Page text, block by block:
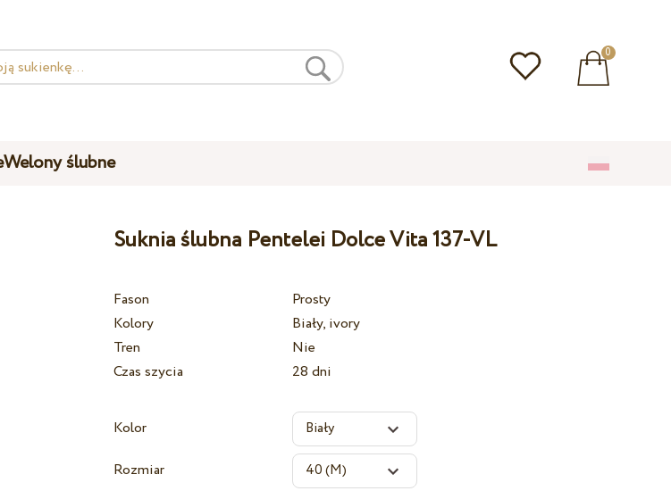
0
Welony ślubne
Suknia ślubna Pentelei Dolce Vita 137-VL
Fason
Prosty
Kolory
Biały, ivory
Tren
Nie
Czas szycia
28 dni
Kolor
Rozmiar